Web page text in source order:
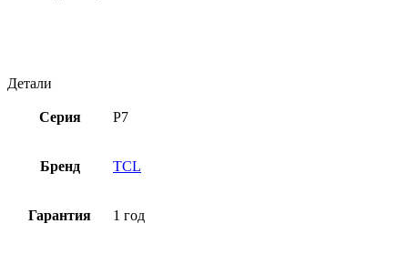
Детали
Серия P7
Бренд TCL
Гарантия 1 год